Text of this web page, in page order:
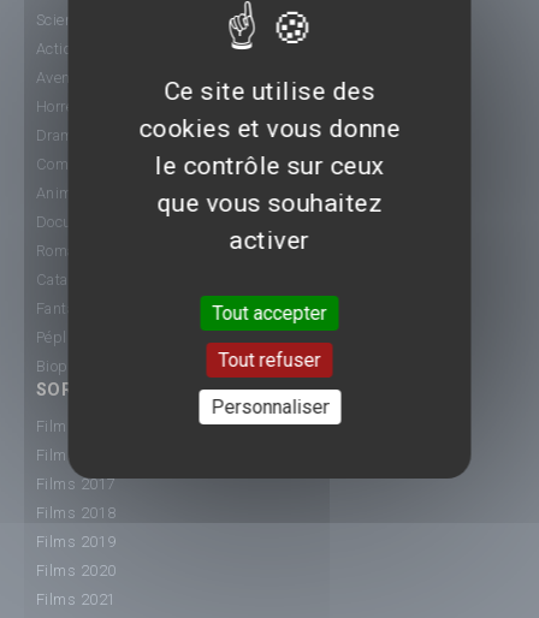
Science-Fiction
Action
Aventure
Horreur
Drame
Comédie
Animation
Documentaire
Romance
Catastrophe
Fantastique
Péplum
Biopic
SORTIE CINÉ
Films 2015
Films 2016
Films 2017
Films 2018
Films 2019
Films 2020
Films 2021
Ce site utilise des
cookies et vous donne
le contrôle sur ceux
que vous souhaitez
activer
Tout accepter
Tout refuser
Personnaliser